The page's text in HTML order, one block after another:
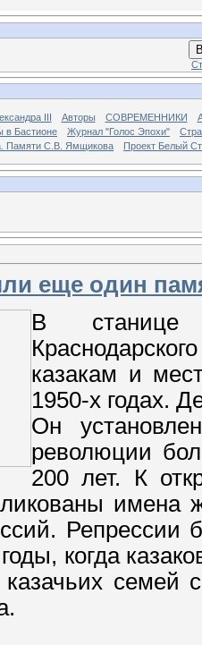
III Авторы СОВРЕМЕННИКИ
в Бастионе Журнал "Голос Эпохи"
Памяти С.В. Ямщикова Проект Белый
еще один
В станице
казакам и
1950-х годах.
Он
революции
200 лет. К
имена
когда
казачьих